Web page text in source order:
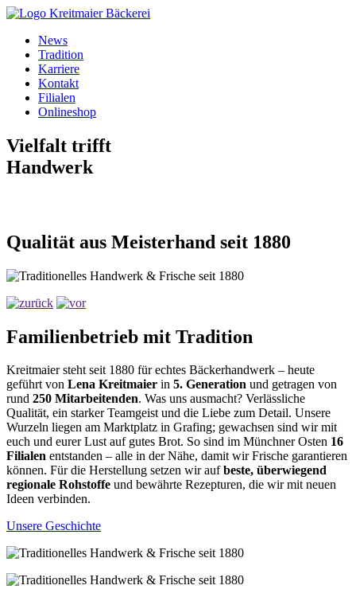
News
Tradition
Karriere
Kontakt
Filialen
Onlineshop
Vielfalt trifft
Handwerk
Qualität aus Meisterhand seit 1880
Familienbetrieb mit Tradition
Kreitmaier steht seit 1880 für echtes Bäckerhandwerk – heute
geführt von Lena Kreitmaier in 5. Generation und getragen von
rund 250 Mitarbeitenden. Was uns ausmacht? Verlässliche
Qualität, ein starker Teamgeist und die Liebe zum Detail. Unsere
Wurzeln liegen am Marktplatz in Grafing; gewachsen sind wir mit
euch und eurer Lust auf gutes Brot. So sind im Münchner Osten 16
Filialen entstanden – alle in der Nähe, damit wir Frische garantieren
können. Für die Herstellung setzen wir aufbeste, überwiegend
regionale Rohstoffe und bewährte Rezepturen, die wir mit neuen
Ideen verbinden.
Unsere Geschichte